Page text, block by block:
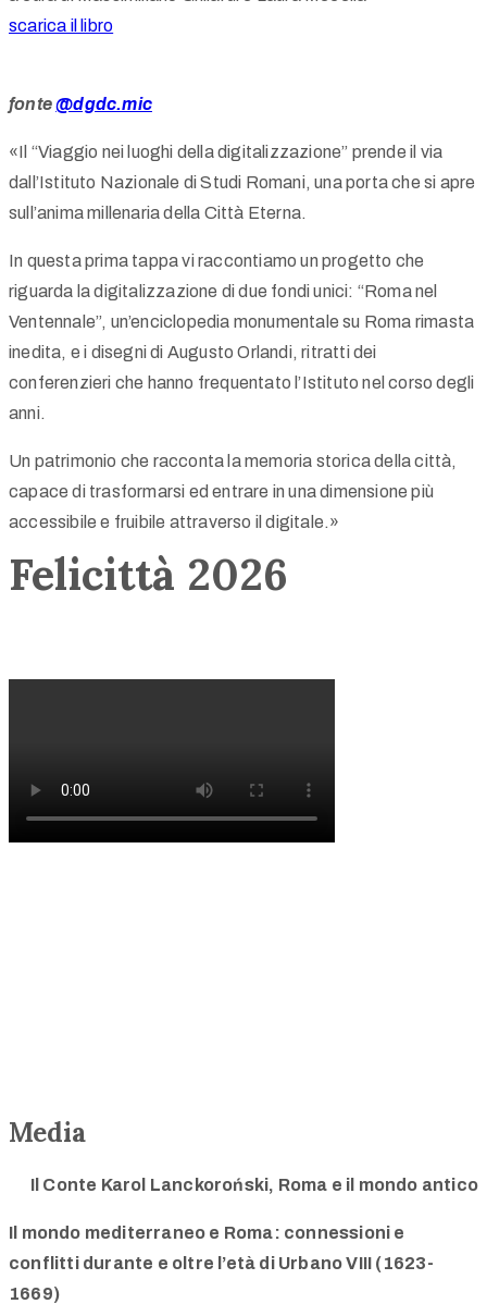
scarica il libro
fonte@dgdc.mic
«Il “Viaggio nei luoghi della digitalizzazione” prende il via
dall’Istituto Nazionale di Studi Romani, una porta che si apre
sull’anima millenaria della Città Eterna.
In questa prima tappa vi raccontiamo un progetto che
riguarda la digitalizzazione di due fondi unici: “Roma nel
Ventennale”, un’enciclopedia monumentale su Roma rimasta
inedita, e i disegni di Augusto Orlandi, ritratti dei
conferenzieri che hanno frequentato l’Istituto nel corso degli
anni.
Un patrimonio che racconta la memoria storica della città,
capace di trasformarsi ed entrare in una dimensione più
accessibile e fruibile attraverso il digitale.»
Felicittà 2026
Media
Il Conte Karol Lanckoroński, Roma e il mondo antico
Il mondo mediterraneo e Roma: connessioni e
conflitti durante e oltre l’età di Urbano VIII (1623-
1669)